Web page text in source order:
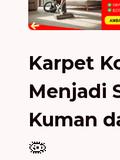
Karpet
Menjadi
Kuman
🦠